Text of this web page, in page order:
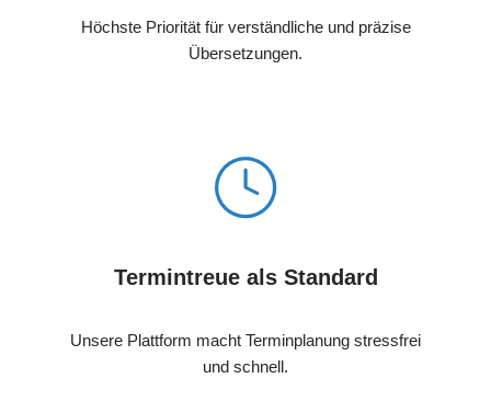
Höchste Priorität für verständliche und präzise
Übersetzungen.
Termintreue als Standard
Unsere Plattform macht Terminplanung stressfrei
und schnell.